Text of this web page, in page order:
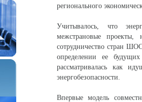
регионального
Учитывалось, что
межстрановые проекты,
сотрудничество стран
определении ее
рассматривалась как
энергобезопасности.
Впервые модель